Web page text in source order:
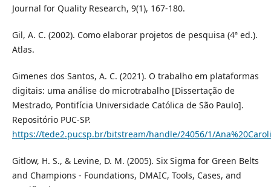
Journal for Quality Research, 9(1), 167-180.
Gil, A. C. (2002). Como elaborar projetos de pesquisa (4ª ed.).
Atlas.
Gimenes dos Santos, A. C. (2021). O trabalho em plataformas
digitais: uma análise do microtrabalho [Dissertação de
Mestrado, Pontifícia Universidade Católica de São Paulo].
Repositório PUC-SP.
https://tede2.pucsp.br/bitstream/handle/24056/1/
Gitlow, H. S., & Levine, D. M. (2005). Six Sigma for Green Belts
and Champions - Foundations, DMAIC, Tools, Cases, and